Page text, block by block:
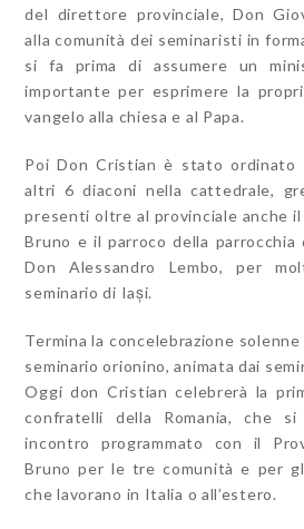
del direttore provinciale, Don
alla comunità dei seminaristi in
si fa prima di assumere un
importante per esprimere la
vangelo alla chiesa e al Papa.
Poi Don Cristian è stato ordinato
altri 6 diaconi nella cattedrale,
presenti oltre al provinciale anche
Bruno e il parroco della parrocchia
Don Alessandro Lembo, per
seminario di Iași.
Termina la concelebrazione
seminario orionino, animata dai
Oggi don Cristian celebrerà la
confratelli della Romania, che
incontro programmato con il
Bruno per le tre comunità e per
che lavorano in Italia o all’estero.